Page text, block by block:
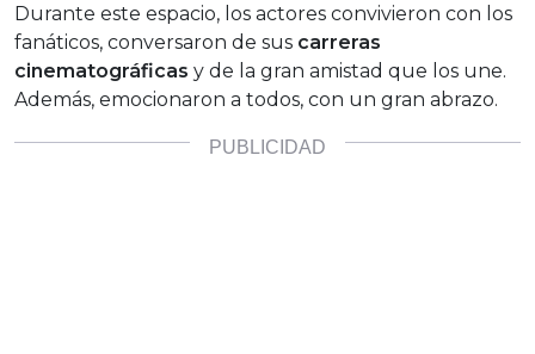
Durante este espacio, los actores convivieron con los
fanáticos, conversaron de sus carreras
cinematográficas y de la gran amistad que los une.
Además, emocionaron a todos, con un gran abrazo.